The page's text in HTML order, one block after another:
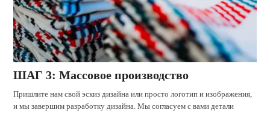
ШАГ 3: Массовое производство
Пришлите нам свой эскиз дизайна или просто логотип и изображения,
и мы завершим разработку дизайна. Мы согласуем с вами детали